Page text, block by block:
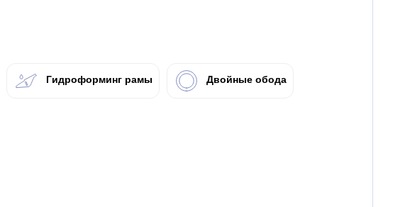
Гидроформинг рамы Двойные обода